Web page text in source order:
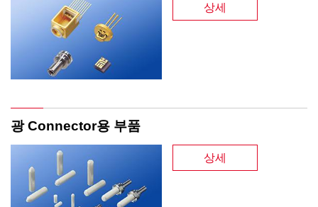
상세
광 Connector용 부품
상세